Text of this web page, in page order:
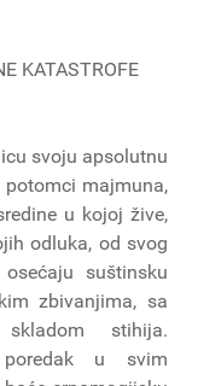
KATASTROFE
svoju apsolutnu
majmuna,
u kojoj žive,
odluka, od svog
suštinsku
zbivanjima, sa
stihija.
poredak u svim